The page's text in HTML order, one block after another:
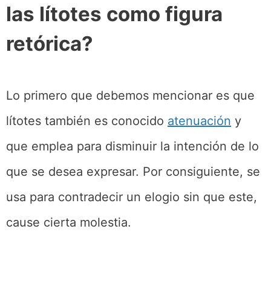
las lítotes como figura
retórica?
Lo primero que debemos mencionar es que
lítotes también es conocido atenuación y
que emplea para disminuir la intención de lo
que se desea expresar. Por consiguiente, se
usa para contradecir un elogio sin que este,
cause cierta molestia.